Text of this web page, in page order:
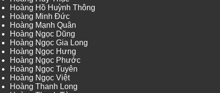
Hoàng Hồ Huỳnh Thông
Hoàng Minh Đức
Hoàng Mạnh Quân
Hoàng Ngọc Dũng
Hoàng Ngọc Gia Long
Hoàng Ngọc Hưng
Hoàng Ngọc Phước
Hoàng Ngọc Tuyên
Hoàng Ngọc Việt
Hoàng Thanh Long